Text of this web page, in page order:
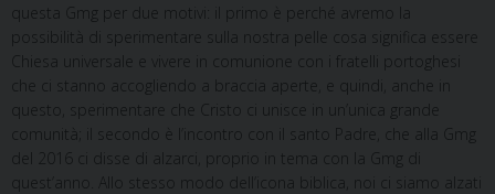
questa Gmg per due motivi: il primo è perché avremo la
possibilità di sperimentare sulla nostra pelle cosa significa essere
Chiesa universale e vivere in comunione con i fratelli portoghesi
che ci stanno accogliendo a braccia aperte, e quindi, anche in
questo, sperimentare che Cristo ci unisce in un’unica grande
comunità; il secondo è l’incontro con il santo Padre, che alla Gmg
del 2016 ci disse di alzarci, proprio in tema con la Gmg di
quest’anno. Allo stesso modo dell’icona biblica, noi ci siamo alzati